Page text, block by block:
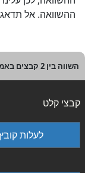
ההשוואה. אל
השווה בין 2 קבצים באמצעות Ruby
קבצי קלט
לעלות